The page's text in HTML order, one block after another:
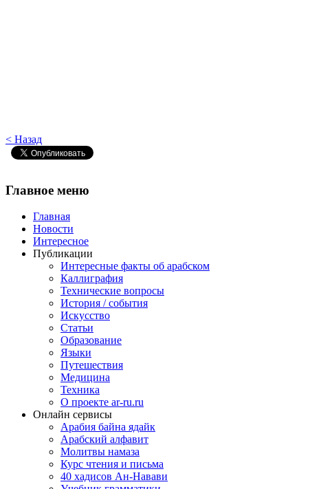
< Назад
Главное меню
Главная
Новости
Интересное
Публикации
Интересные факты об арабском
Каллиграфия
Технические вопросы
История / события
Искусство
Статьи
Образование
Языки
Путешествия
Медицина
Техника
О проекте ar-ru.ru
Онлайн сервисы
Арабия байна ядайк
Арабский алфавит
Молитвы намаза
Курс чтения и письма
40 хадисов Ан-Навави